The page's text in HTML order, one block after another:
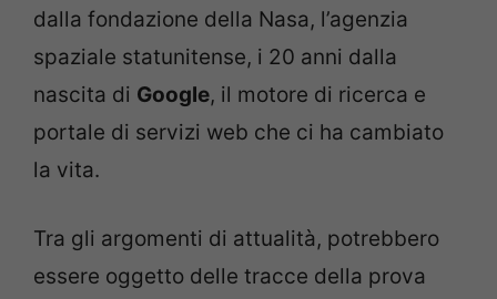
dalla fondazione della Nasa, l’agenzia
spaziale statunitense, i 20 anni dalla
nascita di Google, il motore di ricerca e
portale di servizi web che ci ha cambiato
la vita.
Tra gli argomenti di attualità, potrebbero
essere oggetto delle tracce della prova